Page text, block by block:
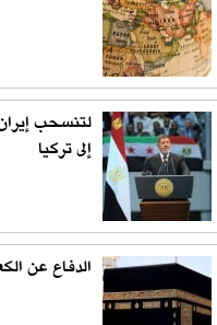
لتنسحب
إلى تركيا
الدفاع عن